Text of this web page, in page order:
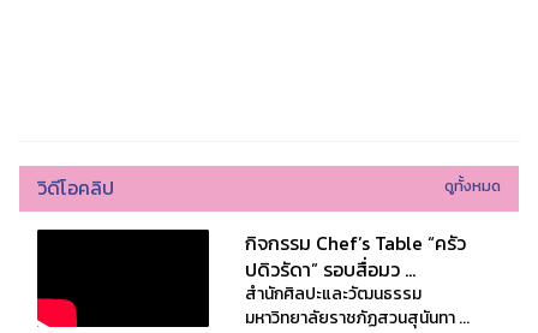
วิดีโอคลิป ดูทั้งหมด
กิจกรรม Chef’s Table “ครัว
ปดิวรัดา” รอบสื่อมว ...
สำนักศิลปะและวัฒนธรรม
มหาวิทยาลัยราชภัฏสวนสุนันทา ...